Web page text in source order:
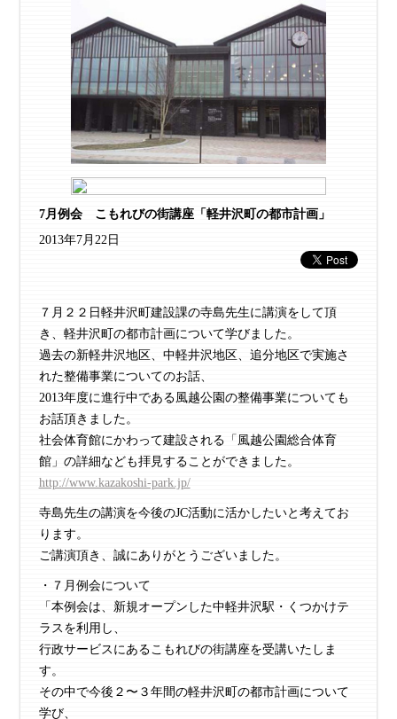
7月例会 こもれびの街講座「軽井沢町の都市計画」
2013年7月22日
７月２２日軽井沢町建設課の寺島先生に講演をして頂
き、軽井沢町の都市計画について学びました。
過去の新軽井沢地区、中軽井沢地区、追分地区で実施さ
れた整備事業についてのお話、
2013年度に進行中である風越公園の整備事業についても
お話頂きました。
社会体育館にかわって建設される「風越公園総合体育
館」の詳細なども拝見することができました。
http://www.kazakoshi-park.jp/
寺島先生の講演を今後のJC活動に活かしたいと考えてお
ります。
ご講演頂き、誠にありがとうございました。
・７月例会について
「本例会は、新規オープンした中軽井沢駅・くつかけテ
ラスを利用し、
行政サービスにあるこもれびの街講座を受講いたしま
す。
その中で今後２〜３年間の軽井沢町の都市計画について
学び、